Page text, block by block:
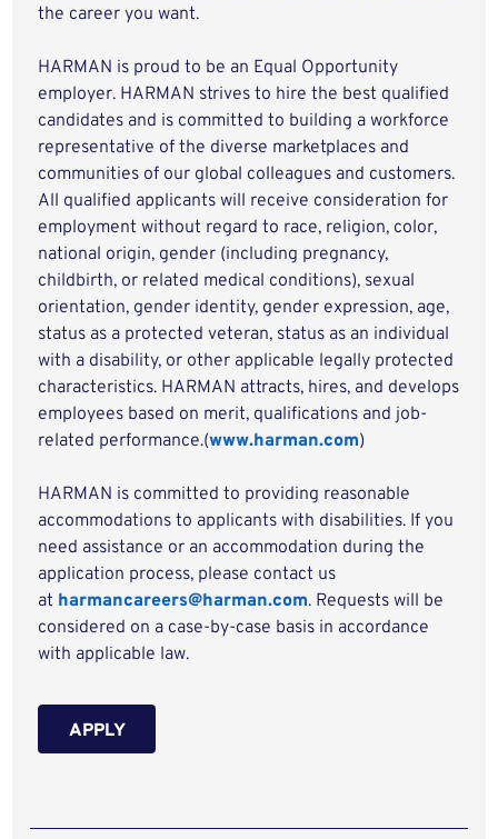
the career you want.
HARMAN is proud to be an Equal Opportunity
employer. HARMAN strives to hire the best qualified
candidates and is committed to building a workforce
representative of the diverse marketplaces and
communities of our global colleagues and customers.
All qualified applicants will receive consideration for
employment without regard to race, religion, color,
national origin, gender (including pregnancy,
childbirth, or related medical conditions), sexual
orientation, gender identity, gender expression, age,
status as a protected veteran, status as an individual
with a disability, or other applicable legally protected
characteristics. HARMAN attracts, hires, and develops
employees based on merit, qualifications and job-
related performance.(www.harman.com)
HARMAN is committed to providing reasonable
accommodations to applicants with disabilities. If you
need assistance or an accommodation during the
application process, please contact us
at harmancareers@harman.com. Requests will be
considered on a case-by-case basis in accordance
with applicable law.
APPLY